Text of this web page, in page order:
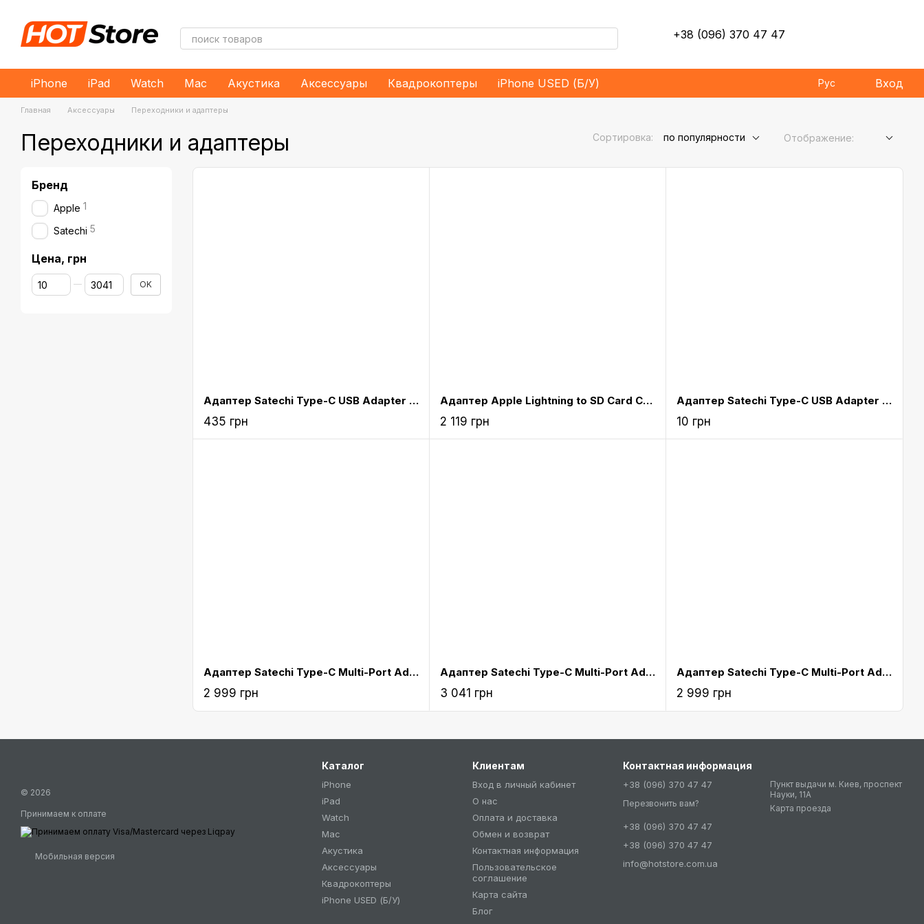
+38 (096) 370 47 47
iPhone iPad Watch Mac Акустика Аксессуары Квадрокоптеры iPhone USED (Б/У) Рус Вход
Главная Аксессуары Переходники и адаптеры
Переходники и адаптеры Сортировка: по популярности Отображение:
Адаптер Satechi Type-C USB Adapter Space Gray (ST-TCUAM)
435 грн
Адаптер Apple Lightning to SD Card Camera Reader (MD822)
2 119 грн
Адаптер Satechi Type-C USB Adapter Silver (ST-TCUAS)
10 грн
Адаптер Satechi Type-C Multi-Port Adapter 4K with Ethernet V2 Silver (ST-TCMA2S)
2 999 грн
Адаптер Satechi Type-C Multi-Port Adapter 4K with Ethernet V2 Gold (ST-TCMA2G)
3 041 грн
Адаптер Satechi Type-C Multi-Port Adapter 4K with Ethernet V2 Space Grey (ST-TCMA2M)
2 999 грн
Бренд
Apple 1
Satechi 5
Цена, грн
От Цена, грн
До Цена, грн OK
© 2026
Принимаем к оплате
Мобильная версия
Каталог
iPhone
iPad
Watch
Mac
Акустика
Аксессуары
Квадрокоптеры
iPhone USED (Б/У)
Клиентам
Вход в личный кабинет
О нас
Оплата и доставка
Обмен и возврат
Контактная информация
Пользовательское
соглашение
Карта сайта
Блог
Контактная информация
+38 (096) 370 47 47
Перезвонить вам?
+38 (096) 370 47 47
+38 (096) 370 47 47
info@hotstore.com.ua
Пункт выдачи м. Киев, проспект
Науки, 11А
Карта проезда